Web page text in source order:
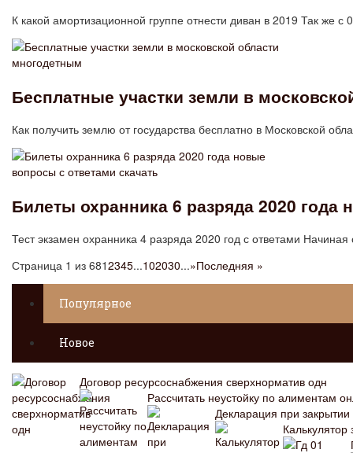
К какой амортизационной группе отнести диван в 2019 Так же
Бесплатные участки земли в
Как получить землю от государства бесплатно в Московской
Билеты охранника 6 разряда 2020
Тест экзамен охранника 4 разряда 2020 год с ответами
Страница 1 из 6812345...102030...»Последняя »
Популярное
Новое
Договор ресурсоснабжения сверхнорматив одн
Рассчитать неустойку по алиментам
Декларация при
Калькулятор